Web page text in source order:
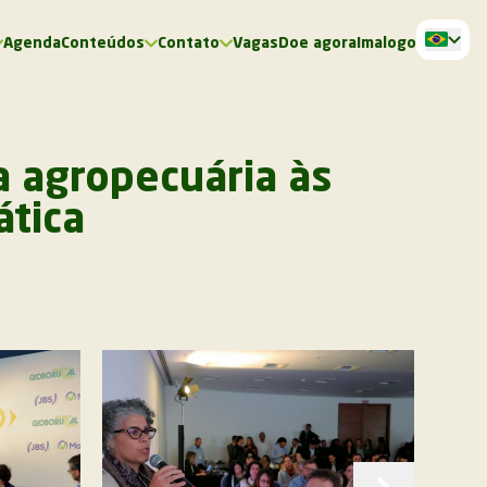
AgendaConteúdos Contato VagasDoe agora Imalogo
agropecuária às